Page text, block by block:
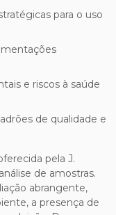
pela J.
de amostras.
abrangente,
a presença de